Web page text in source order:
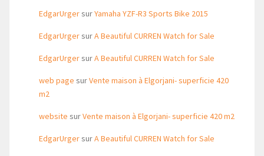
EdgarUrgersurYamaha YZF-R3 Sports Bike 2015
EdgarUrgersurA Beautiful CURREN Watch for Sale
EdgarUrgersurA Beautiful CURREN Watch for Sale
web page surVente maison à Elgorjani- superficie 420
m2
website surVente maison à Elgorjani- superficie 420 m2
EdgarUrgersurA Beautiful CURREN Watch for Sale